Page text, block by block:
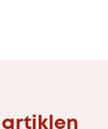
artiklen